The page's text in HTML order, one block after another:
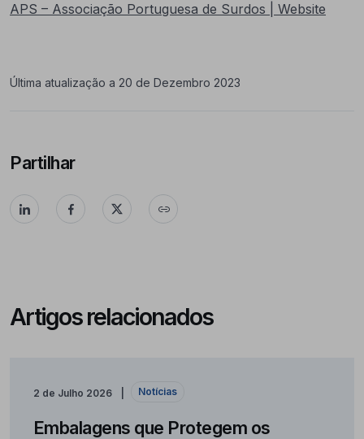
APS – Associação Portuguesa de Surdos | Website
Última atualização a 20 de Dezembro 2023
Partilhar
Artigos relacionados
2 de Julho 2026 Notícias
Embalagens que Protegem os